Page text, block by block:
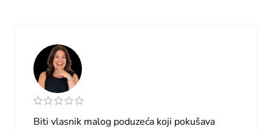
Biti vlasnik malog poduzeća koji pokušava